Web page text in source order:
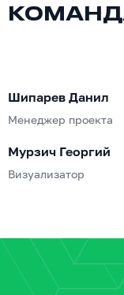
Шипарев Данил
Менеджер проекта
Мурзич Георгий
Визуализатор